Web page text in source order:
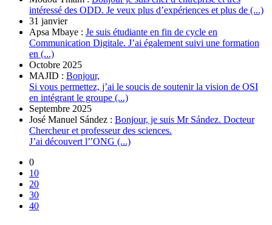
intéressé des ODD. Je veux plus d’expériences et plus de (...)
31 janvier
Apsa Mbaye : Je suis étudiante en fin de cycle en
Communication Digitale. J’ai également suivi une formation
en (...)
Octobre 2025
MAJID : Bonjour,
Si vous permettez, j’ai le soucis de soutenir la vision de OSI
en intégrant le groupe (...)
Septembre 2025
José Manuel Sández : Bonjour, je suis Mr Sández. Docteur
Chercheur et professeur des sciences.
J’ai découvert l’’ONG (...)
0
10
20
30
40